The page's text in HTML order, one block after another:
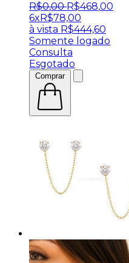
R$0,00 R$468,00
6x R$78,00
à vista R$444,60
Somente logado
Consulta
Esgotado
Comprar